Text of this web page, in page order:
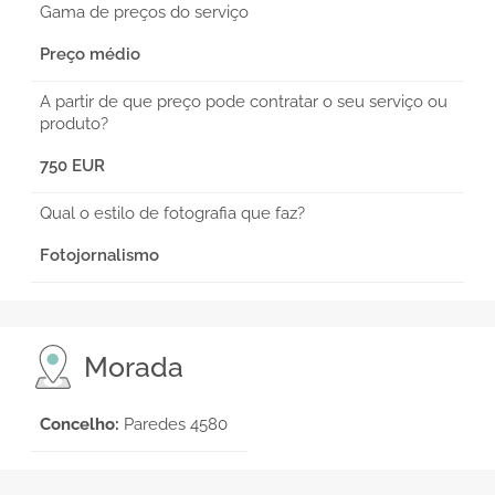
Gama de preços do serviço
Preço médio
A partir de que preço pode contratar o seu serviço ou
produto?
750 EUR
Qual o estilo de fotografia que faz?
Fotojornalismo
Morada
Concelho: Paredes 4580